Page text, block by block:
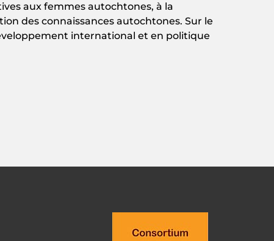
aux femmes autochtones, à la
des connaissances autochtones. Sur le
international et en politique